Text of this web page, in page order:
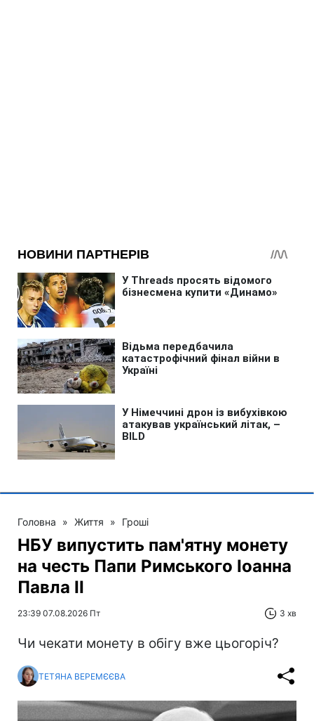
Головна » Життя » Гроші
НБУ випустить пам'ятну монету
на честь Папи Римського Іоанна
Павла II
23:39 07.08.2026 Пт 3 хв
Чи чекати монету в обігу вже цьогоріч?
ТЕТЯНА ВЕРЕМЄЄВА